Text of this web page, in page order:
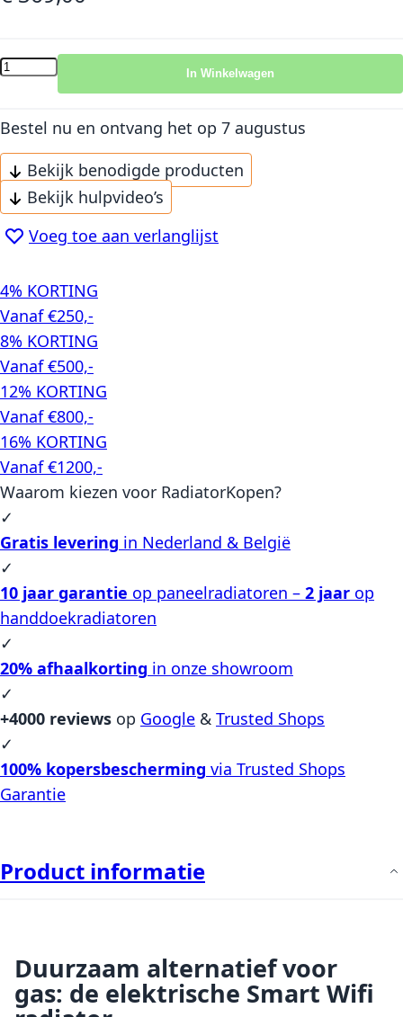
In Winkelwagen
Bestel nu en ontvang het op 7 augustus
Bekijk benodigde producten
Bekijk hulpvideo’s
Voeg toe aan verlanglijst
4% KORTING
Vanaf €250,-
8% KORTING
Vanaf €500,-
12% KORTING
Vanaf €800,-
16% KORTING
Vanaf €1200,-
Waarom kiezen voor RadiatorKopen?
✓
Gratis levering in Nederland & België
✓
10 jaar garantie op paneelradiatoren – 2 jaar op
handdoekradiatoren
✓
20% afhaalkorting in onze showroom
✓
+4000 reviews op Google & Trusted Shops
✓
100% kopersbescherming via Trusted Shops
Garantie
Product informatie
Duurzaam alternatief voor
gas: de elektrische Smart Wifi